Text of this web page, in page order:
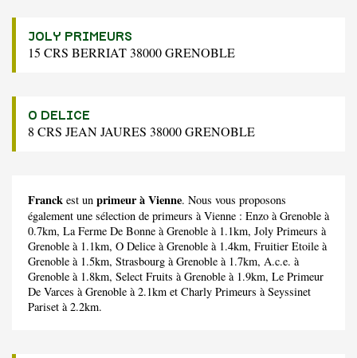
JOLY PRIMEURS
15 CRS BERRIAT 38000 GRENOBLE
O DELICE
8 CRS JEAN JAURES 38000 GRENOBLE
Franck est un primeur à Vienne. Nous vous proposons
également une sélection de primeurs à Vienne : Enzo à Grenoble à
0.7km, La Ferme De Bonne à Grenoble à 1.1km, Joly Primeurs à
Grenoble à 1.1km, O Delice à Grenoble à 1.4km, Fruitier Etoile à
Grenoble à 1.5km, Strasbourg à Grenoble à 1.7km, A.c.e. à
Grenoble à 1.8km, Select Fruits à Grenoble à 1.9km, Le Primeur
De Varces à Grenoble à 2.1km et Charly Primeurs à Seyssinet
Pariset à 2.2km.